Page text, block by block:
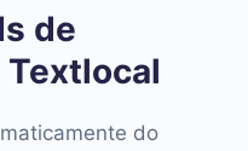
de
Textlocal
do